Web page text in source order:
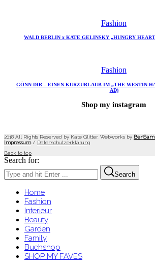
Fashion
WALD BERLIN x KATE GELINSKY „HUNGRY
Fashion
GÖNN DIR – EINEN KURZURLAUB IM „THE WESTIN
AD)
Shop my instagram
2018 All Rights Reserved by Kate Glitter. Webworks by
Impressum/ Datenschutzerklärung
Back to top
Search for:
Search
Home
Fashion
Interieur
Beauty
Garden
Family
Buchshop
SHOP MY FAVES